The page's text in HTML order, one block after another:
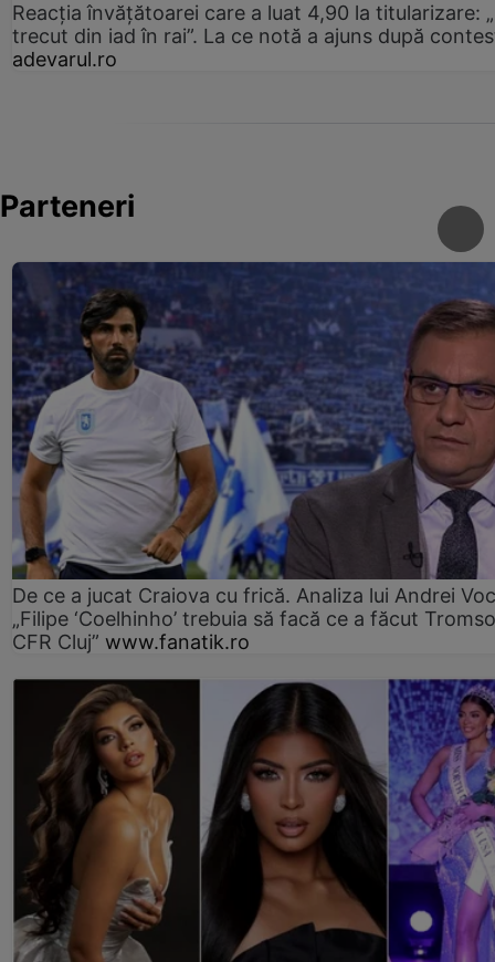
Reacția învățătoarei care a luat 4,90 la titularizare:
trecut din iad în rai”. La ce notă a ajuns după
adevarul.ro
Parteneri
De ce a jucat Craiova cu frică. Analiza lui Andrei
„Filipe ‘Coelhinho’ trebuia să facă ce a făcut
CFR Cluj” www.fanatik.ro